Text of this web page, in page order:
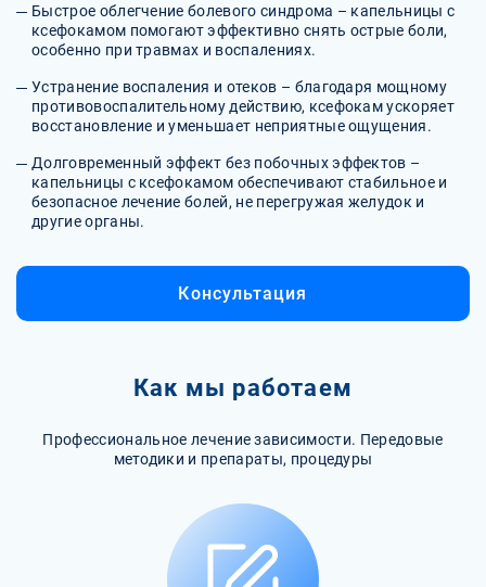
Быстрое облегчение болевого синдрома – капельницы с
ксефокамом помогают эффективно снять острые боли,
особенно при травмах и воспалениях.
Устранение воспаления и отеков – благодаря мощному
противовоспалительному действию, ксефокам ускоряет
восстановление и уменьшает неприятные ощущения.
Долговременный эффект без побочных эффектов –
капельницы с ксефокамом обеспечивают стабильное и
безопасное лечение болей, не перегружая желудок и
другие органы.
Консультация
Как мы работаем
Профессиональное лечение зависимости. Передовые
методики и препараты, процедуры